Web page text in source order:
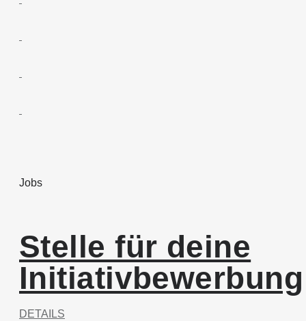
Jobs
Stelle für deine
Initiativbewerbung
DETAILS